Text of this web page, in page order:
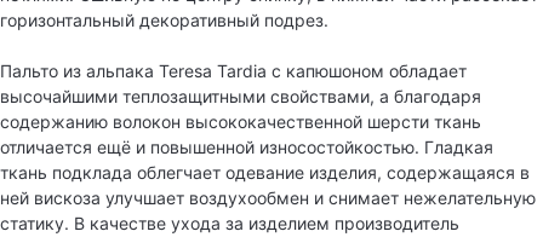
горизонтальный декоративный подрез.
Пальто из альпака Teresa Tardia с капюшоном обладает
высочайшими теплозащитными свойствами, а благодаря
содержанию волокон высококачественной шерсти ткань
отличается ещё и повышенной износостойкостью. Гладкая
ткань подклада облегчает одевание изделия, содержащаяся в
ней вискоза улучшает воздухообмен и снимает нежелательную
статику. В качестве ухода за изделием производитель